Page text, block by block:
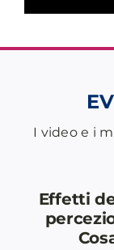
I video e i
Effetti